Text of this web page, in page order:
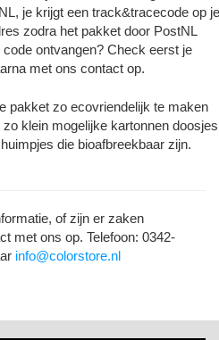
je krijgt een track&tracecode op je
zodra het pakket door PostNL
ontvangen? Check eerst je
met ons contact op.
pakket zo ecovriendelijk te maken
klein mogelijke kartonnen doosjes
die bioafbreekbaar zijn.
of zijn er zaken
met ons op. Telefoon: 0342-
info@colorstore.nl